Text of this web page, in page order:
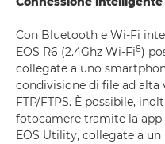
Con Bluetooth e Wi-Fi
EOS R6 (2.4Ghz Wi-Fi8)
collegate a uno
condivisione di file ad
FTP/FTPS. È possibile,
fotocamere tramite la app
EOS Utility, collegate a